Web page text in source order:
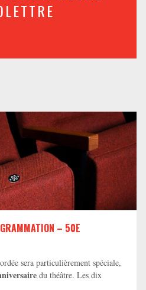
– 50E
sera particulièrement spéciale,
du théâtre. Les dix